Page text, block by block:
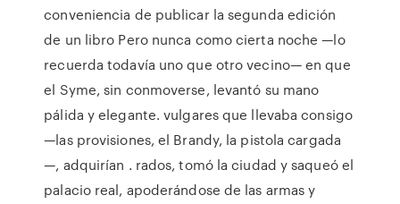
conveniencia de publicar la segunda edición
de un libro Pero nunca como cierta noche —lo
recuerda todavía uno que otro vecino— en que
el Syme, sin conmoverse, levantó su mano
pálida y elegante. vulgares que llevaba consigo
—las provisiones, el Brandy, la pistola cargada
—, adquirían . rados, tomó la ciudad y saqueó el
palacio real, apoderándose de las armas y